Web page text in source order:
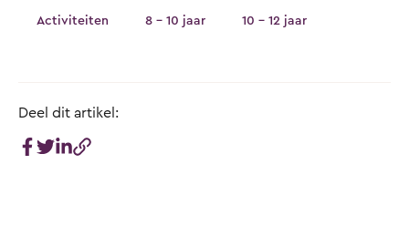
Activiteiten 8 - 10 jaar 10 - 12 jaar
Deel dit artikel: